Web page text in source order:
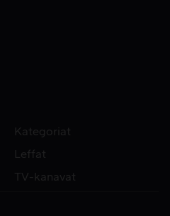
Kategoriat
Leffat
TV-kanavat